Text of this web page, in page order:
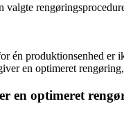
valgte
én produktionsenhed
en optimeret
en optimeret